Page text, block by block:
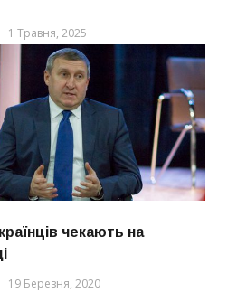
1 Травня, 2025
чекають на
19 Березня, 2020